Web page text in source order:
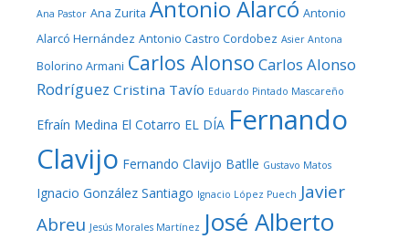
Ana Pastor Ana Zurita Antonio Alarcó Antonio
Alarcó Hernández Antonio Castro Cordobez Asier Antona
Bolorino Armani Carlos Alonso Carlos Alonso
Rodríguez Cristina Tavío Eduardo Pintado Mascareño
Efraín Medina El Cotarro EL DÍA Fernando
Clavijo Fernando Clavijo Batlle Gustavo Matos
Ignacio González Santiago Ignacio López Puech Javier
Abreu Jesús Morales Martínez José Alberto